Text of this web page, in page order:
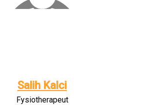
Salih Kalci
Fysiotherapeut